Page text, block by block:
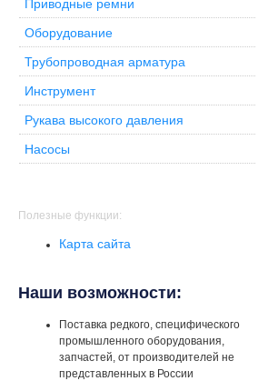
Приводные ремни
Оборудование
Трубопроводная арматура
Инструмент
Рукава высокого давления
Насосы
Полезные функции:
Карта сайта
Наши возможности:
Поставка редкого, специфического
промышленного оборудования,
запчастей, от производителей не
представленных в России